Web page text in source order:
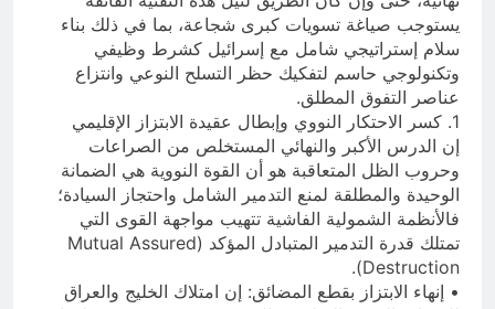
يستوجب صياغة تسويات كبرى شجاعة، بما في ذلك بناء
سلام إستراتيجي شامل مع إسرائيل كشرط وظيفي
وتكنولوجي حاسم لتفكيك حظر التسلح النوعي وانتزاع
عناصر التفوق المطلق.
1. كسر الاحتكار النووي وإبطال عقيدة الابتزاز الإقليمي
إن الدرس الأكبر والنهائي المستخلص من الصراعات
وحروب الظل المتعاقبة هو أن القوة النووية هي الضمانة
الوحيدة والمطلقة لمنع التدمير الشامل واحتجاز السيادة؛
فالأنظمة الشمولية الفاشية تتهيب مواجهة القوى التي
تمتلك قدرة التدمير المتبادل المؤكد (Mutual Assured
Destruction).
• إنهاء الابتزاز بقطع المضائق: إن امتلاك الخليج والعراق